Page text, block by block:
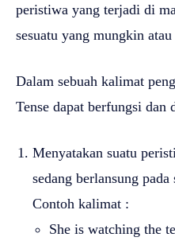
peristiwa yang terjadi di
sesuatu yang mungkin
Dalam sebuah kalimat
Tense dapat berfungsi dan
Menyatakan suatu
sedang berlansung pada
Contoh kalimat :
She is watching the